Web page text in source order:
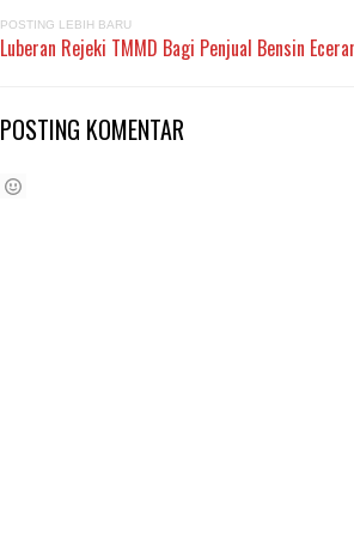
POSTING LEBIH BARU
Luberan Rejeki TMMD Bagi Penjual Bensin
POSTING KOMENTAR